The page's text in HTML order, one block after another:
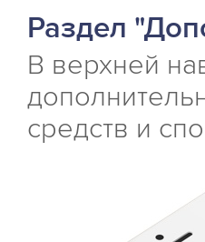
Раздел
В верхней
средств и